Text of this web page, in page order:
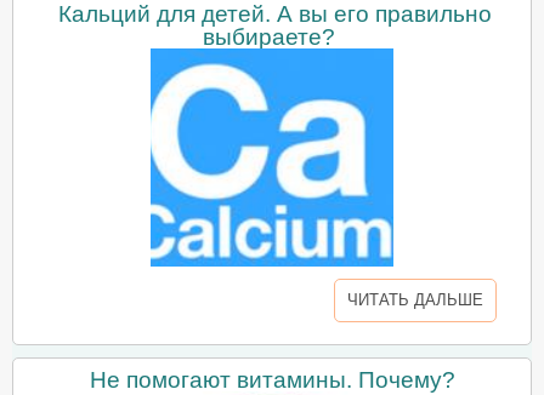
Кальций для детей. А вы его правильно
выбираете?
ЧИТАТЬ ДАЛЬШЕ
Не помогают витамины. Почему?